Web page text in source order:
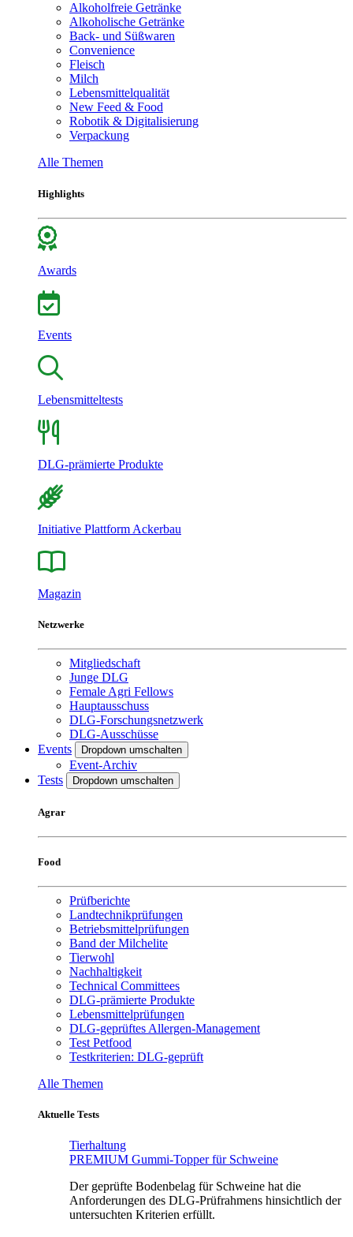
Alkoholfreie Getränke
Alkoholische Getränke
Back- und Süßwaren
Convenience
Fleisch
Milch
Lebensmittelqualität
New Feed & Food
Robotik & Digitalisierung
Verpackung
Alle Themen
Highlights
Awards
Events
Lebensmitteltests
DLG-prämierte Produkte
Initiative Plattform Ackerbau
Magazin
Netzwerke
Mitgliedschaft
Junge DLG
Female Agri Fellows
Hauptausschuss
DLG-Forschungsnetzwerk
DLG-Ausschüsse
Events
Dropdown umschalten
Event-Archiv
Tests
Dropdown umschalten
Agrar
Food
Prüfberichte
Landtechnikprüfungen
Betriebsmittelprüfungen
Band der Milchelite
Tierwohl
Nachhaltigkeit
Technical Committees
DLG-prämierte Produkte
Lebensmittelprüfungen
DLG-geprüftes Allergen-Management
Test Petfood
Testkriterien: DLG-geprüft
Alle Themen
Aktuelle Tests
Tierhaltung
PREMIUM Gummi-Topper für Schweine
Der geprüfte Bodenbelag für Schweine hat die
Anforderungen des DLG-Prüfrahmens hinsichtlich der
untersuchten Kriterien erfüllt.